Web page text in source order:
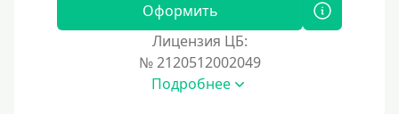
Срок
Оформить
Лицензия ЦБ:
№ 2120512002049
Подробнее